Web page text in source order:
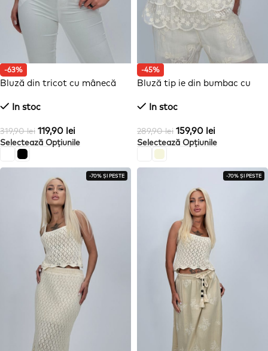
-63%
Bluză din tricot cu mânecă
In stoc
319,90lei 119,90 lei
Selectează Opțiunile
-45%
Bluză tip ie din bumbac cu
In stoc
289,90lei 159,90 lei
Selectează Opțiunile
-70% ȘI PESTE -70% ȘI PESTE